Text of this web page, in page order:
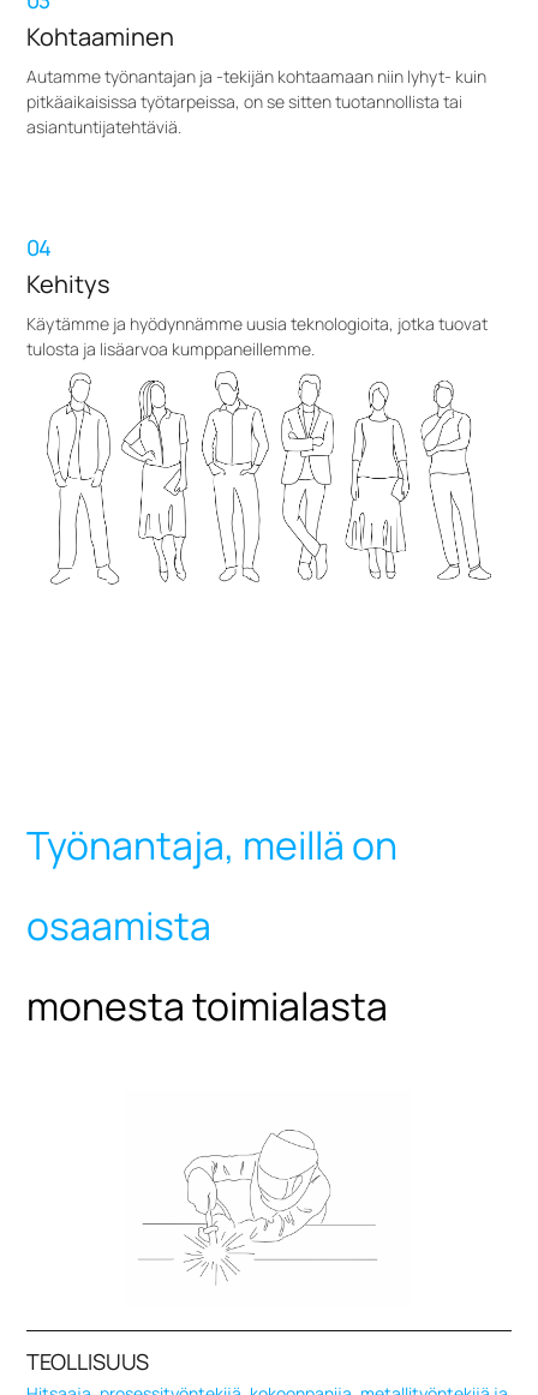
Kohtaaminen
Autamme työnantajan ja -tekijän kohtaamaan niin lyhyt- kuin
pitkäaikaisissa työtarpeissa, on se sitten tuotannollista tai
asiantuntijatehtäviä.
04
Kehitys
Käytämme ja hyödynnämme uusia teknologioita, jotka tuovat
tulosta ja lisäarvoa kumppaneillemme.
Työnantaja, meillä on
osaamista
monesta toimialasta
TEOLLISUUS